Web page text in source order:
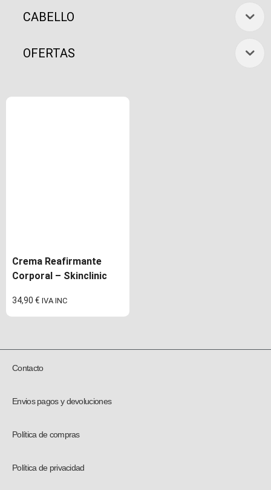
CABELLO
OFERTAS
Crema Reafirmante
Corporal – Skinclinic
34,90 € IVA INC
Contacto
Envios pagos y devoluciones
Política de compras
Política de privacidad